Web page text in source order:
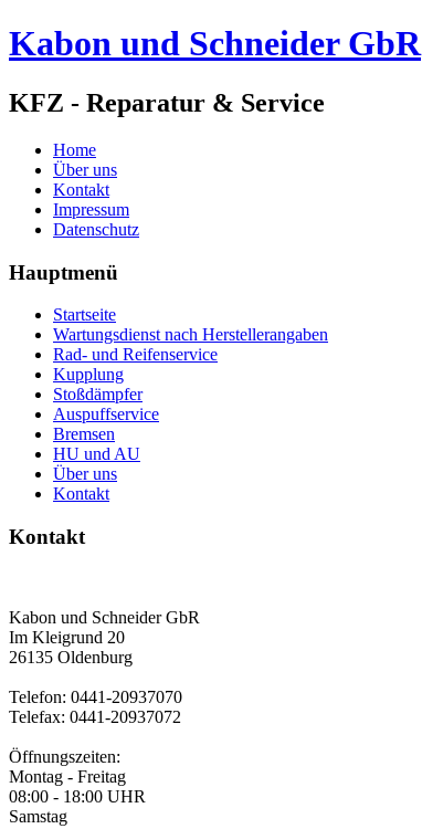
Kabon und Schneider GbR
KFZ - Reparatur & Service
Home
Über uns
Kontakt
Impressum
Datenschutz
Hauptmenü
Startseite
Wartungsdienst nach Herstellerangaben
Rad- und Reifenservice
Kupplung
Stoßdämpfer
Auspuffservice
Bremsen
HU und AU
Über uns
Kontakt
Kontakt
Kabon und Schneider GbR
Im Kleigrund 20
26135 Oldenburg
Telefon: 0441-20937070
Telefax: 0441-20937072
Öffnungszeiten:
Montag - Freitag
08:00 - 18:00 UHR
Samstag